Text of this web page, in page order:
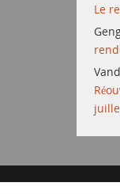
Le